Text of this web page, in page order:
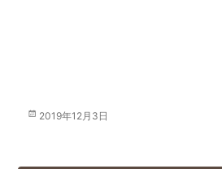
投
2019年12月3日